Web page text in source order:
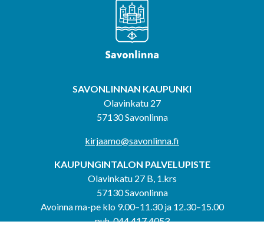
SAVONLINNAN KAUPUNKI
Olavinkatu 27
57130 Savonlinna
kirjaamo@savonlinna.fi
KAUPUNGINTALON PALVELUPISTE
Olavinkatu 27 B, 1.krs
57130 Savonlinna
Avoinna ma-pe klo 9.00–11.30 ja 12.30–15.00
puh. 044 417 4053